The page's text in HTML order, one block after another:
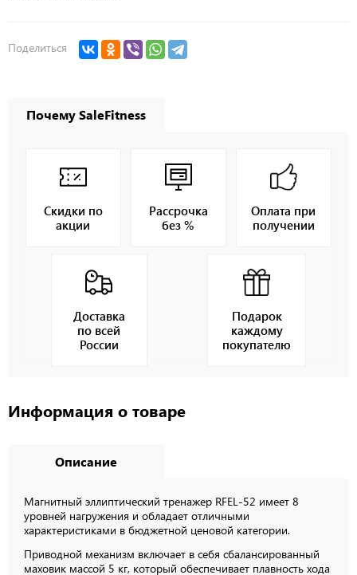
Поделиться
Почему SaleFitness
Скидки по
акции
Рассрочка
без %
Оплата при
получении
Доставка
по всей
России
Подарок
каждому
покупателю
Информация о товаре
Описание
Магнитный эллиптический тренажер RFEL-52 имеет 8
уровней нагружения и обладает отличными
характеристиками в бюджетной ценовой категории.
Приводной механизм включает в себя сбалансированный
маховик массой 5 кг, который обеспечивает плавность хода